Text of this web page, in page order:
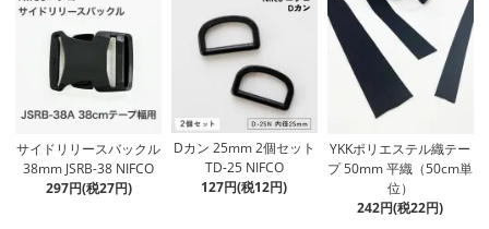
サイドリリースバックル
38mm JSRB-38 NIFCO
297円(税27円)
Dカン 25mm 2個セット
TD-25 NIFCO
127円(税12円)
YKKポリエステル織テー
プ 50mm 平織（50cm単
位）
242円(税22円)